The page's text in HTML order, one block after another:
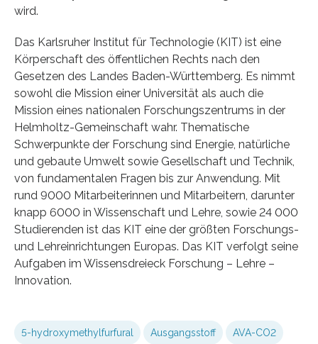
wird.
Das Karlsruher Institut für Technologie (KIT) ist eine
Körperschaft des öffentlichen Rechts nach den
Gesetzen des Landes Baden-Württemberg. Es nimmt
sowohl die Mission einer Universität als auch die
Mission eines nationalen Forschungszentrums in der
Helmholtz-Gemeinschaft wahr. Thematische
Schwerpunkte der Forschung sind Energie, natürliche
und gebaute Umwelt sowie Gesellschaft und Technik,
von fundamentalen Fragen bis zur Anwendung. Mit
rund 9000 Mitarbeiterinnen und Mitarbeitern, darunter
knapp 6000 in Wissenschaft und Lehre, sowie 24 000
Studierenden ist das KIT eine der größten Forschungs-
und Lehreinrichtungen Europas. Das KIT verfolgt seine
Aufgaben im Wissensdreieck Forschung – Lehre –
Innovation.
5-hydroxymethylfurfural Ausgangsstoff AVA-CO2